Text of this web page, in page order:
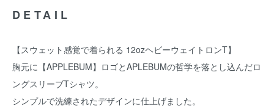
DETAIL
【スウェット感覚で着られる 12ozヘビーウェイトロンT】
胸元に【APPLEBUM】ロゴとAPLEBUMの哲学を落とし込んだロ
ングスリーブTシャツ。
シンプルで洗練されたデザインに仕上げました。